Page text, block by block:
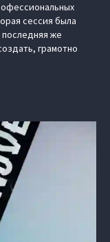
сессия была
же
грамотно